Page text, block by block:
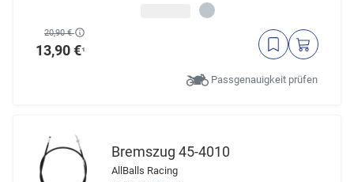
20,90 €
13,90 €¹
Passgenauigkeit prüfen
Bremszug 45-4010
AllBalls Racing